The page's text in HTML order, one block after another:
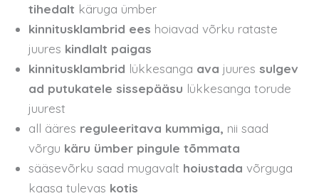
tihedalt käruga ümber
kinnitusklambrid ees hoiavad võrku rataste
juures kindlalt paigas
kinnitusklambrid lükkesanga ava juures sulgev
ad putukatele sissepääsu lükkesanga torude
juurest
all ääres reguleeritava kummiga, nii saad
võrgu käru ümber pingule tõmmata
sääsevõrku saad mugavalt hoiustada võrguga
kaasa tulevas kotis